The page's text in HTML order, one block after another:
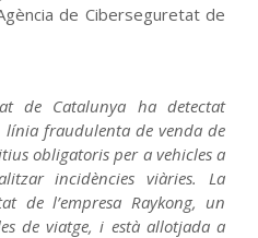
de Ciberseguretat de
de Catalunya ha detectat
línia fraudulenta de venda de
obligatoris per a vehicles a
incidències viàries. La
de l’empresa Raykong, un
de viatge, i està allotjada a